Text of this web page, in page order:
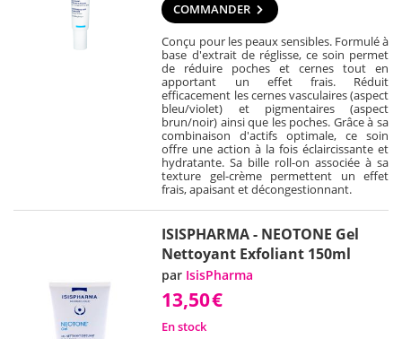
COMMANDER
Conçu pour les peaux sensibles. Formulé à
base d'extrait de réglisse, ce soin permet
de réduire poches et cernes tout en
apportant un effet frais. Réduit
efficacement les cernes vasculaires (aspect
bleu/violet) et pigmentaires (aspect
brun/noir) ainsi que les poches. Grâce à sa
combinaison d'actifs optimale, ce soin
offre une action à la fois éclaircissante et
hydratante. Sa bille roll-on associée à sa
texture gel-crème permettent un effet
frais, apaisant et décongestionnant.
ISISPHARMA - NEOTONE Gel
Nettoyant Exfoliant 150ml
par IsisPharma
13,50€
En stock